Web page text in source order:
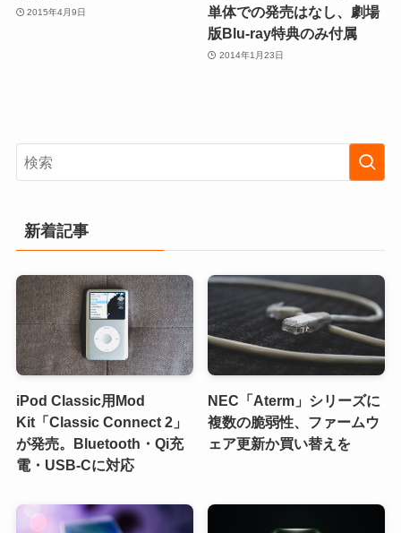
2015年4月9日
単体での発売はなし、劇場
版Blu-ray特典のみ付属
2014年1月23日
新着記事
iPod Classic用Mod
Kit「Classic Connect 2」
が発売。Bluetooth・Qi充
電・USB-Cに対応
NEC「Aterm」シリーズに
複数の脆弱性、ファームウ
ェア更新か買い替えを